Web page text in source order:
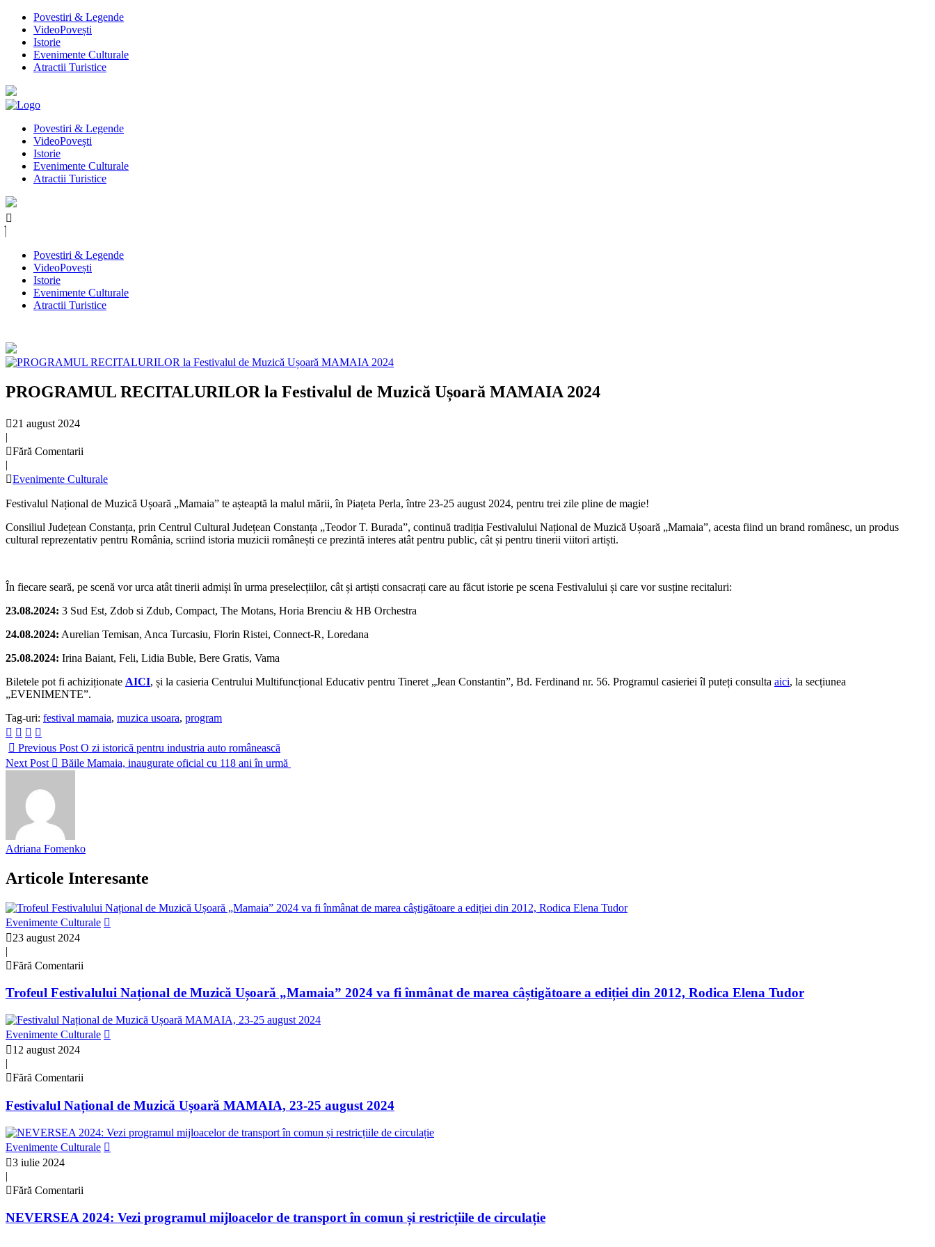
Povestiri & Legende
VideoPovești
Istorie
Evenimente Culturale
Atractii Turistice
Povestiri & Legende
VideoPovești
Istorie
Evenimente Culturale
Atractii Turistice
Povestiri & Legende
VideoPovești
Istorie
Evenimente Culturale
Atractii Turistice
PROGRAMUL RECITALURILOR la Festivalul de Muzică Ușoară MAMAIA 2024
21 august 2024
|
Fără Comentarii
|
Evenimente Culturale
Festivalul Național de Muzică Ușoară „Mamaia” te așteaptă la malul mării, în Piațeta Perla, între 23-25 august 2024, pentru trei zile pline de magie!
Consiliul Județean Constanța, prin Centrul Cultural Județean Constanța „Teodor T. Burada”, continuă tradiția Festivalului Național de Muzică Ușoară „Mamaia”, acesta fiind un brand românesc, un produs
cultural reprezentativ pentru România, scriind istoria muzicii românești ce prezintă interes atât pentru public, cât și pentru tinerii viitori artiști.
În fiecare seară, pe scenă vor urca atât tinerii admiși în urma preselecțiilor, cât și artiști consacrați care au făcut istorie pe scena Festivalului și care vor susține recitaluri:
23.08.2024: 3 Sud Est, Zdob si Zdub, Compact, The Motans, Horia Brenciu & HB Orchestra
24.08.2024: Aurelian Temisan, Anca Turcasiu, Florin Ristei, Connect-R, Loredana
25.08.2024: Irina Baiant, Feli, Lidia Buble, Bere Gratis, Vama
Biletele pot fi achiziționate AICI, și la casieria Centrului Multifuncțional Educativ pentru Tineret „Jean Constantin”, Bd. Ferdinand nr. 56. Programul casieriei îl puteți consulta aici, la secțiunea
„EVENIMENTE”.
Tag-uri: festival mamaia, muzica usoara, program
Previous Post O zi istorică pentru industria auto românească
Next Post
Băile Mamaia, inaugurate oficial cu 118 ani în urmă
Adriana Fomenko
Articole Interesante
Evenimente Culturale
23 august 2024
|
Fără Comentarii
Trofeul Festivalului Național de Muzică Ușoară „Mamaia” 2024 va fi înmânat de marea câștigătoare a ediției din 2012, Rodica Elena Tudor
Evenimente Culturale
12 august 2024
|
Fără Comentarii
Festivalul Național de Muzică Ușoară MAMAIA, 23-25 august 2024
Evenimente Culturale
3 iulie 2024
|
Fără Comentarii
NEVERSEA 2024: Vezi programul mijloacelor de transport în comun și restricțiile de circulație